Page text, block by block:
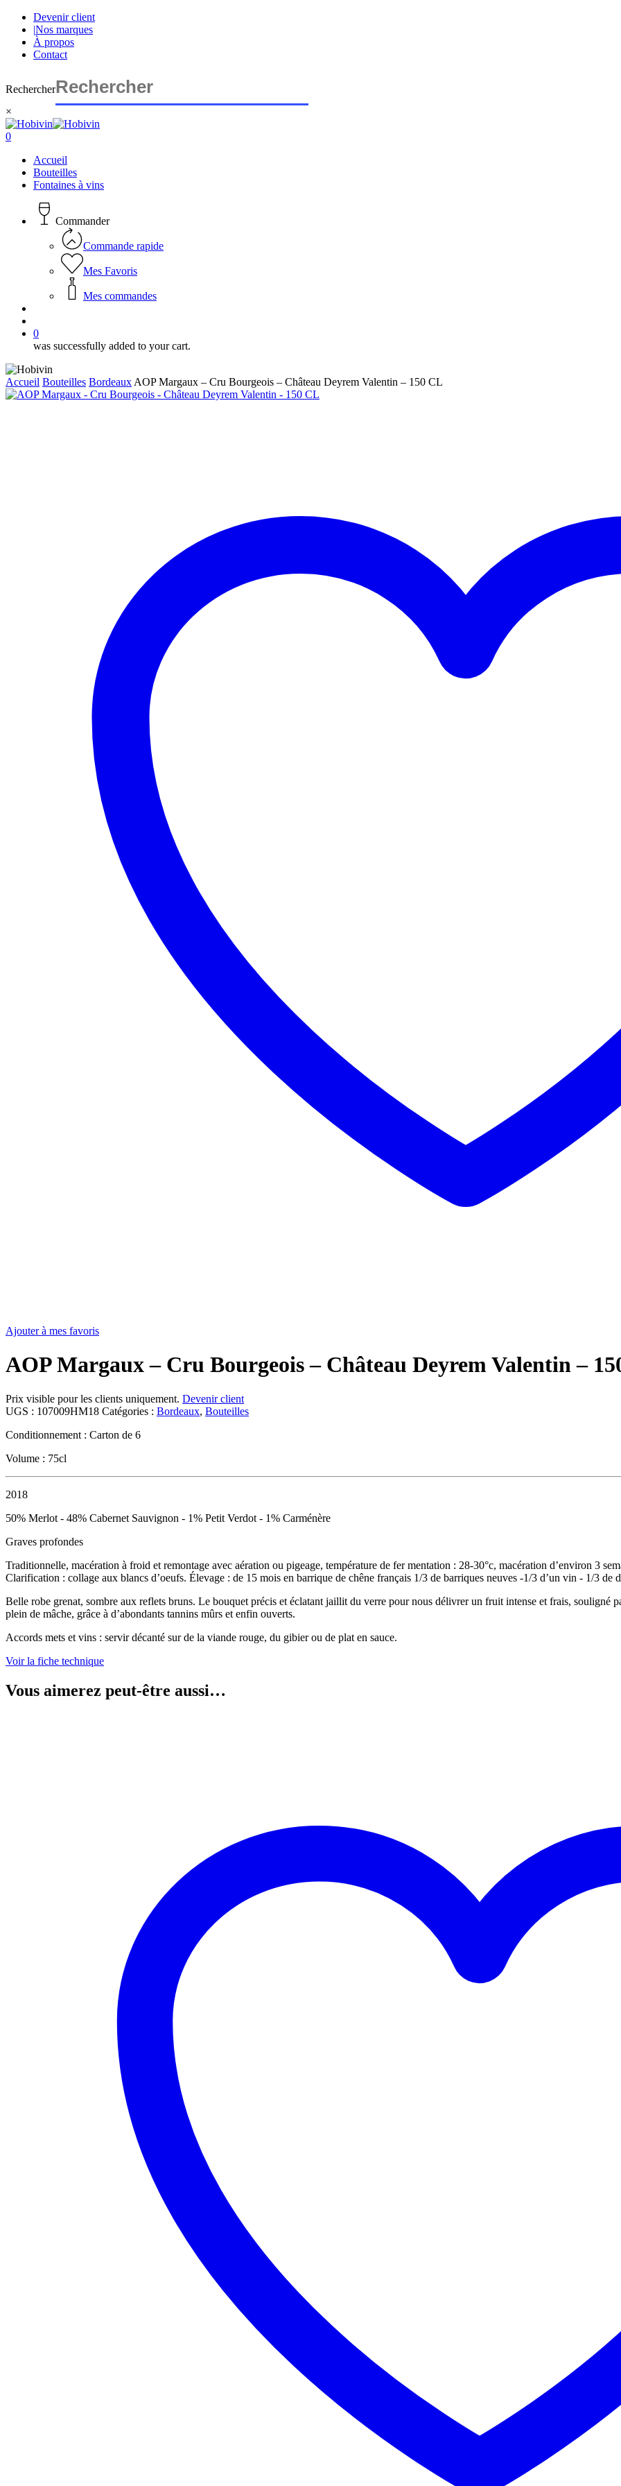
Skip
main
content
Devenir client
|Nos marques
À propos
Contact
Rechercher
×
Close
Search
search
account
0
Accueil
Bouteilles
Fontaines à vins
Commander
Commande rapide
Mes Favoris
Mes commandes
0
was successfully added to your cart.
Accueil Bouteilles Bordeaux AOP Margaux – Cru Bourgeois – Château Deyrem Valentin – 150 CL
Ajouter à mes favoris
AOP Margaux – Cru Bourgeois – Château Deyrem Valentin –
Prix visible pour les clients uniquement. Devenir client
UGS : 107009HM18 Catégories : Bordeaux, Bouteilles
Conditionnement : Carton de 6
Volume : 75cl
2018
50% Merlot - 48% Cabernet Sauvignon - 1% Petit Verdot - 1% Carménère
Graves profondes
Traditionnelle, macération à froid et remontage avec aération ou pigeage, température de fer mentation : 28-30°c, macération d’environ 3
Clarification : collage aux blancs d’oeufs. Élevage : de 15 mois en barrique de chêne français 1/3 de barriques neuves -1/3 d’un vin - 1/3 de
Belle robe grenat, sombre aux reflets bruns. Le bouquet précis et éclatant jaillit du verre pour nous délivrer un fruit intense et frais, souligné
plein de mâche, grâce à d’abondants tannins mûrs et enfin ouverts.
Accords mets et vins : servir décanté sur de la viande rouge, du gibier ou de plat en sauce.
Voir la fiche technique
Vous aimerez peut-être aussi…